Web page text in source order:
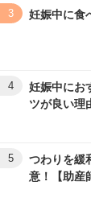
3 妊娠中に食
4
妊娠中にお
ツが良い理
5
つわりを緩
意！【助産